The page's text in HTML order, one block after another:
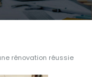
rénovation réussie